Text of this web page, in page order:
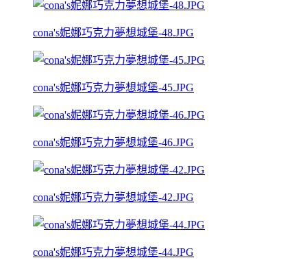
cona's妮娜巧克力夢想城堡-48.JPG
cona's妮娜巧克力夢想城堡-45.JPG
cona's妮娜巧克力夢想城堡-46.JPG
cona's妮娜巧克力夢想城堡-42.JPG
cona's妮娜巧克力夢想城堡-44.JPG